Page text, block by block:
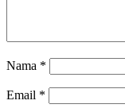
Nama *
Email *